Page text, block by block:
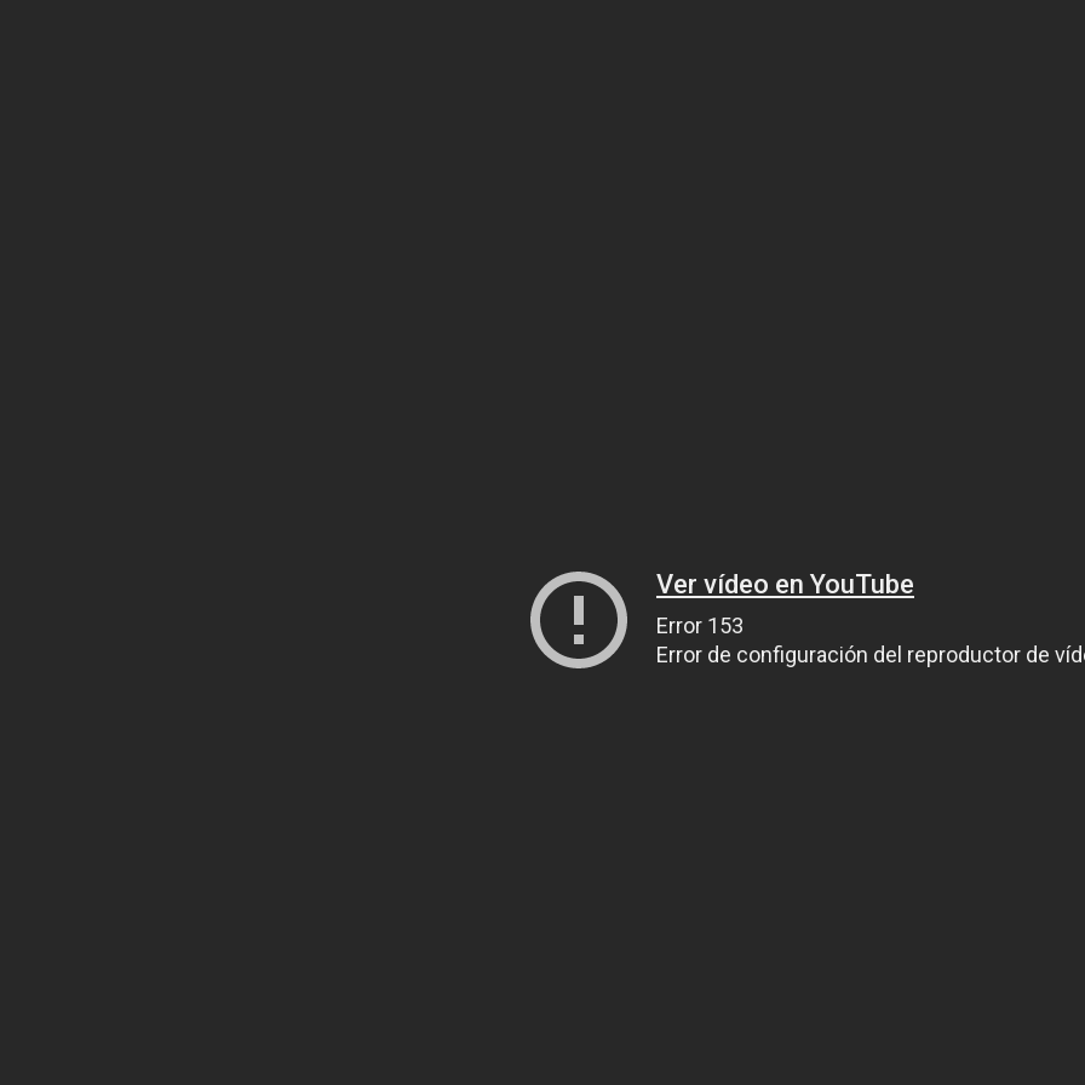
Ver vídeo en YouTube
Error 153
Error de configuración del reproductor de